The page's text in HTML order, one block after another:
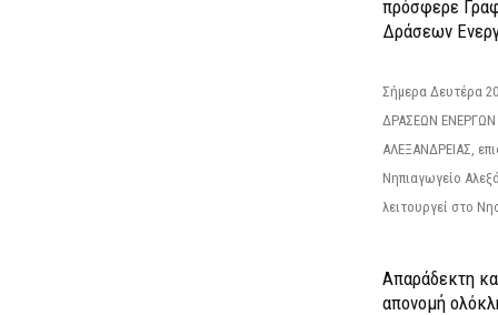
πρόσφερε
Δράσεων
Σήμερα Δευτέρα
ΔΡΑΣΕΩΝ
ΑΛΕΞΑΝΔΡΕΙΑΣ,
Νηπιαγωγείο
λειτουργεί στο
Απαράδεκτη
απονομή